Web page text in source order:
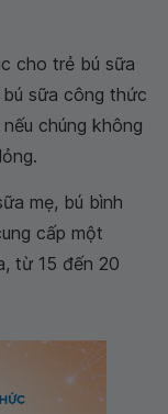
cho trẻ bú sữa
sữa công thức
chúng không
mẹ, bú bình
cấp một
từ 15 đến 20